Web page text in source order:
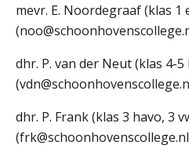
Onderwijs op vmbo-tl,
vwo
Zoek de uitdaging
Welke opleidingen bieden
Taal en rekenen
mevr. E. Noordegraaf (klas
dhr. P. van der Neut (klas 4-
dhr. P. Frank (klas 3 havo, 3